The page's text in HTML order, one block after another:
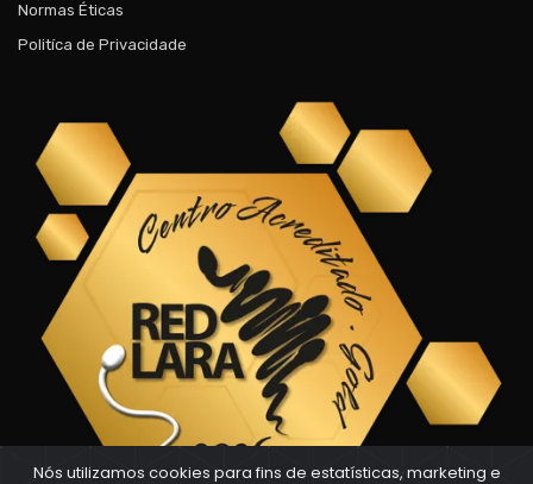
Normas Éticas
Politíca de Privacidade
Nós utilizamos cookies para fins de estatísticas, marketing e